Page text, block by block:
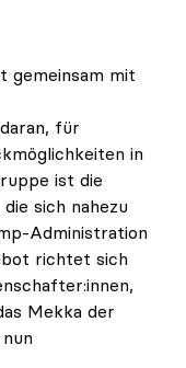
gemeinsam mit
für
in
ist die
sich nahezu
Administration
richtet sich
Mekka der